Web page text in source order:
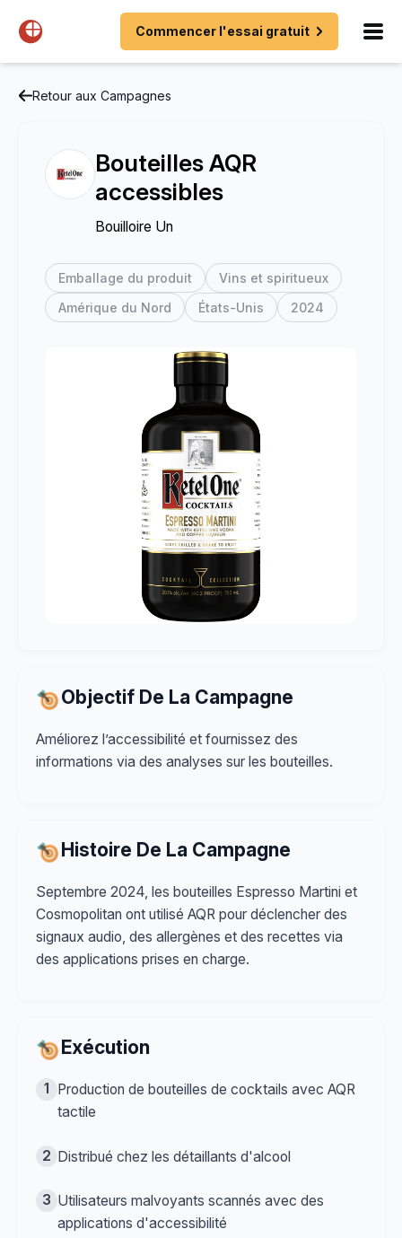
Commencer l'essai gratuit
Retour aux Campagnes
Bouteilles AQR
accessibles
Bouilloire Un
Emballage du produit
Vins et spiritueux
Amérique du Nord
États-Unis 2024
Objectif De La Campagne
Améliorez l’accessibilité et fournissez des
informations via des analyses sur les bouteilles.
Histoire De La Campagne
Septembre 2024, les bouteilles Espresso Martini et
Cosmopolitan ont utilisé AQR pour déclencher des
signaux audio, des allergènes et des recettes via
des applications prises en charge.
Exécution
1
Production de bouteilles de cocktails avec AQR
tactile
2 Distribué chez les détaillants d'alcool
3 Utilisateurs malvoyants scannés avec des
applications d'accessibilité